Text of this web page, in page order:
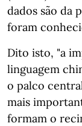
dados são da
foram
Dito isto, "a
linguagem
o palco
mais
formam o